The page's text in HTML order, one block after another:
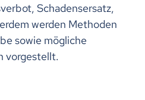
Schadensersatz,
werden Methoden
sowie mögliche
vorgestellt.